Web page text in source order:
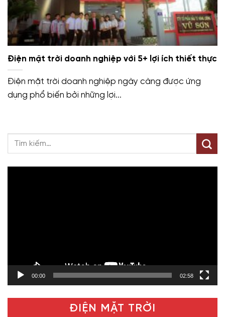
Điện mặt trời doanh nghiệp với 5+ lợi ích thiết thực
Điện mặt trời doanh nghiệp ngày càng được ứng
dụng phổ biến bởi những lợi...
00:00 02:58
ĐIỆN MẶT TRỜI